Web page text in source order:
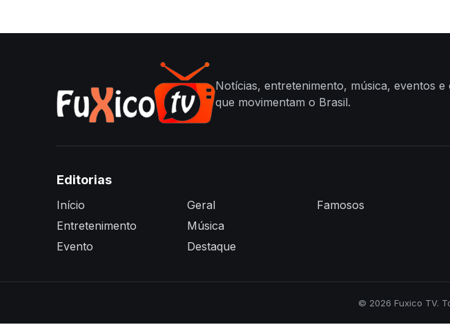
Notícias, entretenimento, música, eventos e
que movimentam o Brasil.
Editorias
Início
Entretenimento
Evento
Geral
Música
Destaque
Famosos
© 2026 Fuxico TV.